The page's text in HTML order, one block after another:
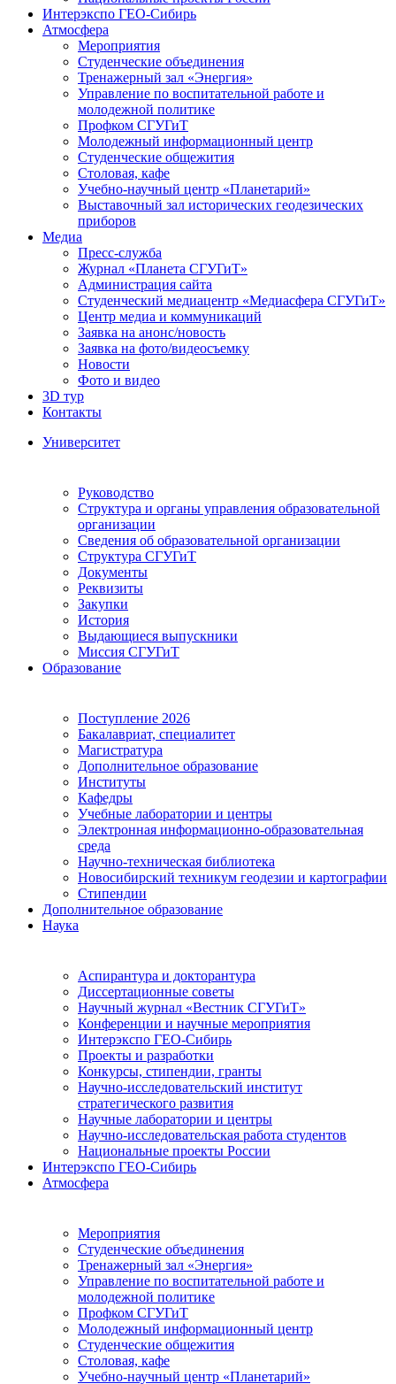
Интерэкспо ГЕО-Сибирь
Атмосфера
Мероприятия
Студенческие объединения
Тренажерный зал «Энергия»
Управление по воспитательной работе и
молодежной политике
Профком СГУГиТ
Молодежный информационный центр
Студенческие общежития
Столовая, кафе
Учебно-научный центр «Планетарий»
Выставочный зал исторических геодезических
приборов
Медиа
Пресс-служба
Журнал «Планета СГУГиТ»
Администрация сайта
Студенческий медиацентр «Медиасфера СГУГиТ»
Центр медиа и коммуникаций
Заявка на анонс/новость
Заявка на фото/видеосъемку
Новости
Фото и видео
3D тур
Контакты
Университет
Руководство
Структура и органы управления образовательной
организации
Сведения об образовательной организации
Структура СГУГиТ
Документы
Реквизиты
Закупки
История
Выдающиеся выпускники
Миссия СГУГиТ
Образование
Поступление 2026
Бакалавриат, специалитет
Магистратура
Дополнительное образование
Институты
Кафедры
Учебные лаборатории и центры
Электронная информационно-образовательная
среда
Научно-техническая библиотека
Новосибирский техникум геодезии и картографии
Стипендии
Дополнительное образование
Наука
Аспирантура и докторантура
Диссертационные советы
Научный журнал «Вестник СГУГиТ»
Конференции и научные мероприятия
Интерэкспо ГЕО-Сибирь
Проекты и разработки
Конкурсы, стипендии, гранты
Научно-исследовательский институт
стратегического развития
Научные лаборатории и центры
Научно-исследовательская работа студентов
Национальные проекты России
Интерэкспо ГЕО-Сибирь
Атмосфера
Мероприятия
Студенческие объединения
Тренажерный зал «Энергия»
Управление по воспитательной работе и
молодежной политике
Профком СГУГиТ
Молодежный информационный центр
Студенческие общежития
Столовая, кафе
Учебно-научный центр «Планетарий»